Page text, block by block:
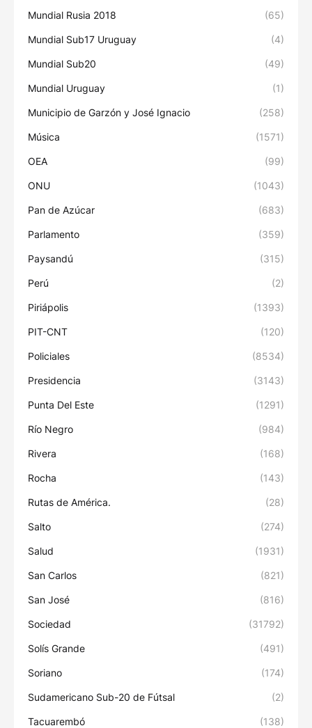
Mundial Rusia 2018 (65)
Mundial Sub17 Uruguay (4)
Mundial Sub20 (49)
Mundial Uruguay (1)
Municipio de Garzón y José Ignacio (258)
Música (1571)
OEA (99)
ONU (1043)
Pan de Azúcar (683)
Parlamento (359)
Paysandú (315)
Perú (2)
Piriápolis (1393)
PIT-CNT (120)
Policiales (8534)
Presidencia (3143)
Punta Del Este (1291)
Río Negro (984)
Rivera (168)
Rocha (143)
Rutas de América. (28)
Salto (274)
Salud (1931)
San Carlos (821)
San José (816)
Sociedad (31792)
Solís Grande (491)
Soriano (174)
Sudamericano Sub-20 de Fútsal (2)
Tacuarembó (138)